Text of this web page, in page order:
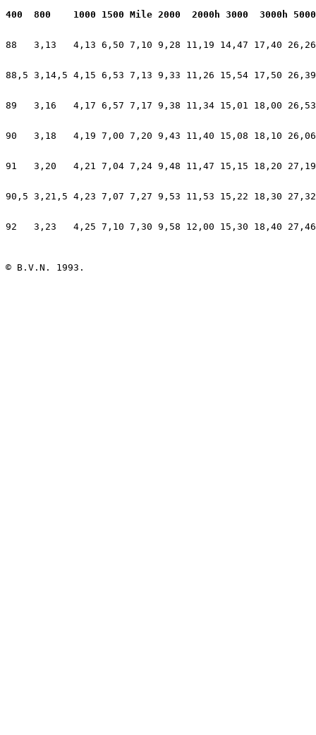
400  800    1000 1500 Mile 2000  2000h 3000  3000h
88   3,13   4,13 6,50 7,10 9,28 11,19 14,47 17,40
88,5 3,14,5 4,15 6,53 7,13 9,33 11,26 15,54 17,50
89   3,16   4,17 6,57 7,17 9,38 11,34 15,01 18,00
90   3,18   4,19 7,00 7,20 9,43 11,40 15,08 18,10
91   3,20   4,21 7,04 7,24 9,48 11,47 15,15 18,20
90,5 3,21,5 4,23 7,07 7,27 9,53 11,53 15,22 18,30
92   3,23   4,25 7,10 7,30 9,58 12,00 15,30 18,40
© B.V.N. 1993.